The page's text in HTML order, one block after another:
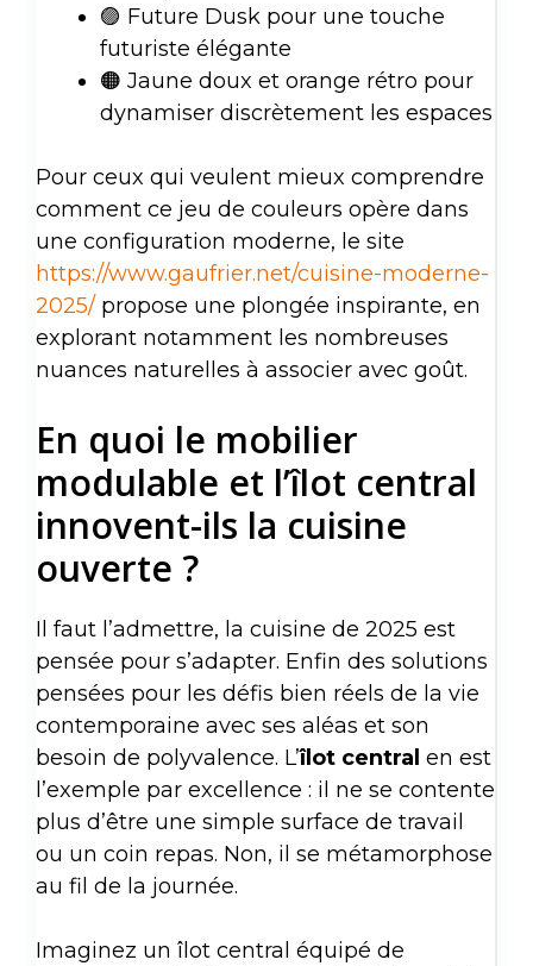
🟣 Future Dusk pour une touche
futuriste élégante
🟠 Jaune doux et orange rétro pour
dynamiser discrètement les espaces
Pour ceux qui veulent mieux comprendre
comment ce jeu de couleurs opère dans
une configuration moderne, le site
https://www.gaufrier.net/cuisine-moderne-
2025/ propose une plongée inspirante, en
explorant notamment les nombreuses
nuances naturelles à associer avec goût.
En quoi le mobilier
modulable et l’îlot central
innovent-ils la cuisine
ouverte ?
Il faut l’admettre, la cuisine de 2025 est
pensée pour s’adapter. Enfin des solutions
pensées pour les défis bien réels de la vie
contemporaine avec ses aléas et son
besoin de polyvalence. L’îlot central en est
l’exemple par excellence : il ne se contente
plus d’être une simple surface de travail
ou un coin repas. Non, il se métamorphose
au fil de la journée.
Imaginez un îlot central équipé de